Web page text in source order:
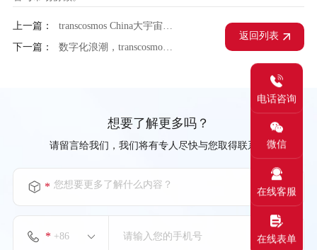
上一篇：
transcosmos China大宇宙中国：匹配商超业务扩容，以智能创新赢得深度信赖
下一篇：
数字化浪潮，transcosmos China大宇宙中国助力餐饮企业破解多平台运营困局
返回列表
想要了解更多吗？
请留言给我们，我们将有专人尽快与您取得联系。
您想要更多了解什么内容？
*
*
电话咨询
微信
在线客服
在线表单